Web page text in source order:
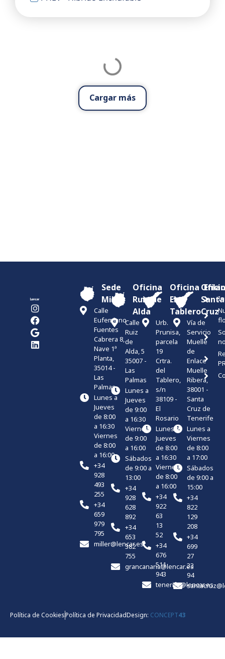
Cargar más
Sede
Miller
Calle
Eufemiano
Fuentes
Cabrera 8,
Nave 1ª
Planta,
35014 -
Las
Palmas
Lunes a
Jueves
de 8:00
a 16:30
Viernes
de 8:00
a 16:00
+34
928
493
255
+34
659
979
795
miller@lencar.es
Oficina
Ruiz de
Alda
Calle
Ruiz
de
Alda, 5
35007 -
Las
Palmas
Lunes a
Jueves
de 9:00
a 16:30
Viernes
de 9:00
a 16:00
Sábados
de 9:00 a
13:00
+34
928
628
892
+34
653
382
755
grancanaria@lencar.es
Oficina
El
Tablero
Urb.
Prunisa,
parcela
19
Crtra.
del
Tablero,
s/n
38109 -
El
Rosario
Lunes a
Jueves
de 8:00
a 16:30
Viernes
de 8:00
a 16:00
+34
922
63
13
52
+34
676
511
943
tenerife@lencar.es
Santa
Cruz
Vía de
Servicio
Muelle
de
Enlace
Muelle
Ribera,
38001 -
Santa
Cruz de
Tenerife
Lunes a
Viernes
de 8:00
a 17:00
Sábados
de 9:00 a
15:00
+34
822
129
208
+34
699
27
33
94
Política de CookiesPolítica de PrivacidadDesign: CONCEPT43